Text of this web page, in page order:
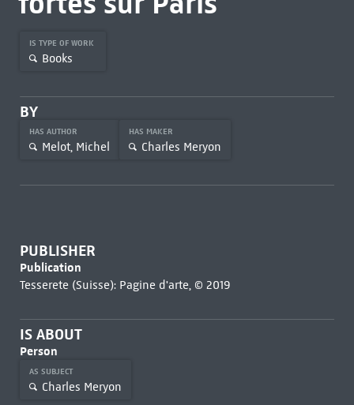
IS TYPE OF WORK
Books
BY
HAS AUTHOR
Melot, Michel
HAS MAKER
Charles Meryon
PUBLISHER
Publication
Tesserete (Suisse): Pagine d'arte, © 2019
IS ABOUT
Person
AS SUBJECT
Charles Meryon